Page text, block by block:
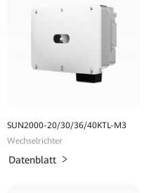
SUN2000-20/30/36/40KTL-M3
Wechselrichter
Datenblatt